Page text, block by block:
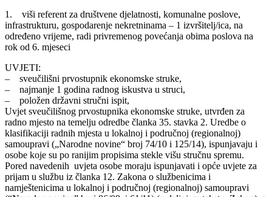
1. viši referent za društvene djelatnosti, komunalne poslove,
infrastrukturu, gospodarenje nekretninama – 1 izvršitelj/ica, na
određeno vrijeme, radi privremenog povećanja obima poslova na
rok od 6. mjeseci
UVJETI:
– sveučilišni prvostupnik ekonomske struke,
– najmanje 1 godina radnog iskustva u struci,
– položen državni stručni ispit,
Uvjet sveučilišnog prvostupnika ekonomske struke, utvrđen za
radno mjesto na temelju odredbe članka 35. stavka 2. Uredbe o
klasifikaciji radnih mjesta u lokalnoj i područnoj (regionalnoj)
samoupravi („Narodne novine“ broj 74/10 i 125/14), ispunjavaju i
osobe koje su po ranijim propisima stekle višu stručnu spremu.
Pored navedenih uvjeta osobe moraju ispunjavati i opće uvjete za
prijam u službu iz članka 12. Zakona o službenicima i
namještenicima u lokalnoj i područnoj (regionalnoj) samoupravi